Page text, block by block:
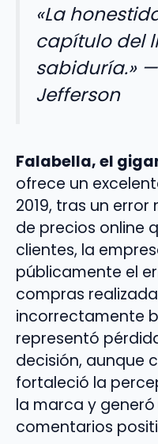
«La
capítulo del
sabiduría.»
Jefferson
Falabella, el
ofrece un
2019, tras un
de precios online
clientes, la
públicamente el
compras
incorrectamente
representó
decisión, aunque
fortaleció la
la marca y
comentarios